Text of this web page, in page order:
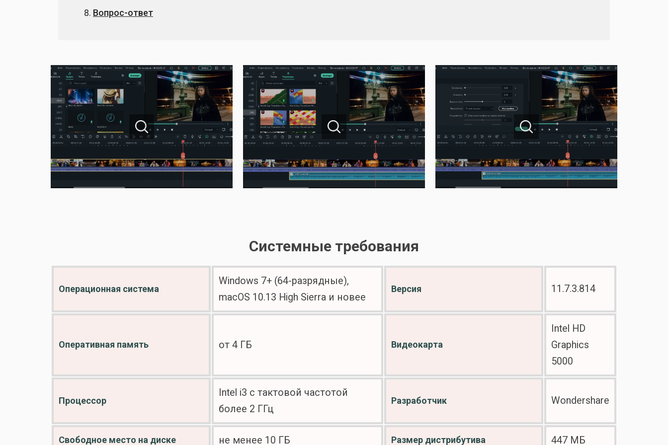
Вопрос-ответ
Системные требования
Операционная система
Windows 7+ (64-разрядные),
macOS 10.13 High Sierra и новее
Версия 11.7.3.814
Оперативная память от 4 ГБ Видеокарта
Intel HD
Graphics
5000
Процессор
Intel i3 с тактовой частотой
более 2 ГГц
Разработчик Wondershare
Свободное место на диске не менее 10 ГБ Размер дистрибутива 447 МБ